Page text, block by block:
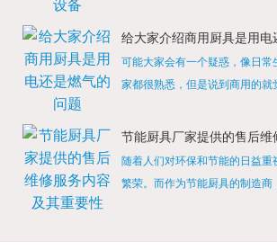
烹饪设备，既能节省空间，又能
给大家介绍商用厨具是用电
可能大家会有一个疑惑，像日
家都很熟悉，但是说到商用的就
店用的就是商用的吗?还真别说
节能厨具厂家提供的售后维
随着人们对环保和节能的日益
繁荣。而作为节能厨具的制造商